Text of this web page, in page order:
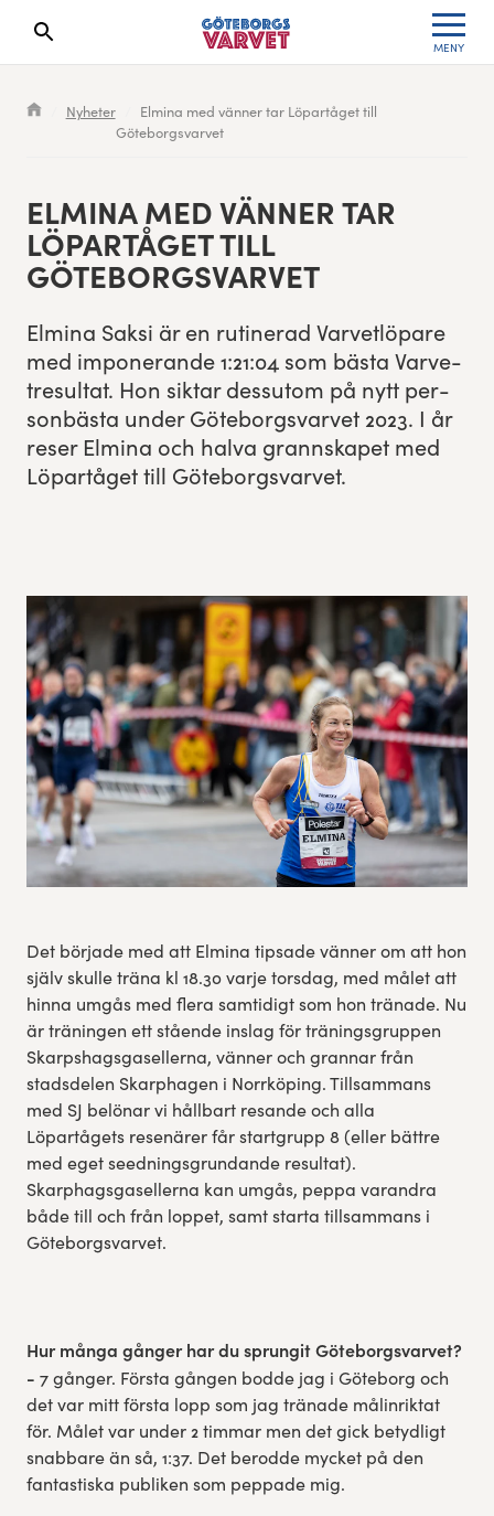
MENY
Sökresultaten dyker upp här
Nyheter
Elmina med vänner tar Löpartåget till
Göteborgsvarvet
ELMI­NA MED VÄN­NER TAR
LÖPARTÅGET TILL
GÖTEBORGSVARVET
Elmi­na Sak­si är en ruti­n­er­ad Varvetlö­pare
med imponerande1:21:04som bäs­ta Varve­
tre­sul­tat. Hon sik­tar dessu­tom på nytt per­
son­bäs­ta under Göte­borgsvarvet 2023. I år
reser Elmi­na och hal­va grannskapet med
Löpartåget till Göteborgsvarvet.
Det började med att Elmina tipsade vänner om att hon
själv skulle träna kl 18.30 varje torsdag, med målet att
hinna umgås med flera samtidigt som hon tränade. Nu
är träningen ett stående inslag för träningsgruppen
Skarpshagsgasellerna, vänner och grannar från
stadsdelen Skarphagen i Norrköping. Tillsammans
med SJ belönar vi hållbart resande och alla
Löpartågets resenärer får startgrupp 8 (eller bättre
med eget seedningsgrundande resultat).
Skarphagsgasellerna kan umgås, peppa varandra
både till och från loppet, samt starta tillsammans i
Göteborgsvarvet.
Hur många gånger har du sprungit Göteborgsvarvet?
- 7 gånger. Första gången bodde jag i Göteborg och
det var mitt första lopp som jag tränade målinriktat
för. Målet var under 2 timmar men det gick betydligt
snabbare än så, 1:37. Det berodde mycket på den
fantastiska publiken som peppade mig.
Deltagarinformation
Bana
Löparinspiration och träning
Spring för välgörenhet
Göteborgsvarvet familjeområde
Göteborgsvarvets historia
Funktionär/Volontär
Stafettvarvet
Minivarvet
Varvetmilen
Evenemangs- & mediepartners
Partners Varvetveckan
Resultatarkiv